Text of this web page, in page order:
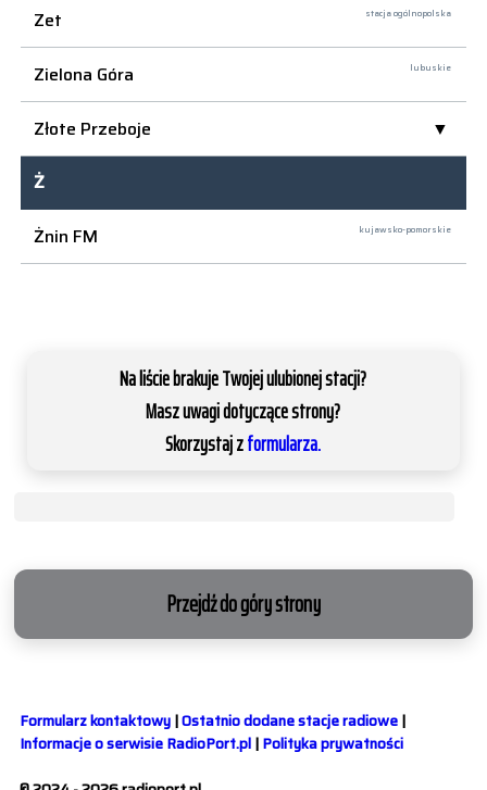
Zet stacja ogólnopolska
Zielona Góra lubuskie
Złote Przeboje
Ż
Żnin FM
kujawsko-pomorskie
Na liście brakuje Twojej ulubionej stacji?
Masz uwagi dotyczące strony?
Skorzystaj zformularza.
Przejdź do góry strony
Formularz kontaktowy|Ostatnio dodane stacje radiowe|
Informacje o serwisie RadioPort.pl|Polityka prywatności